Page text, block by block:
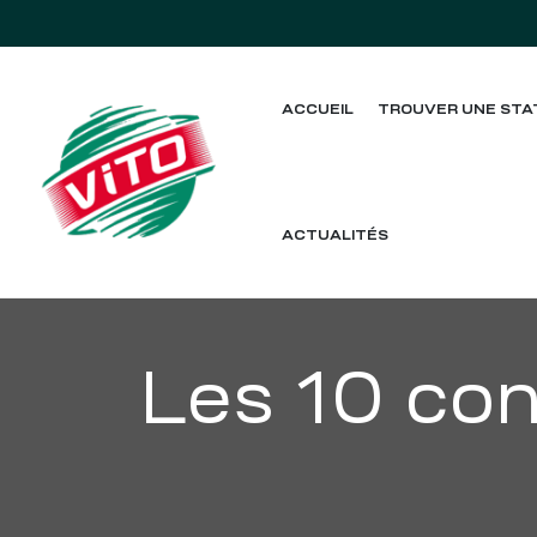
ACCUEIL TROUVER UNE
ACTUALITÉS
Les 10